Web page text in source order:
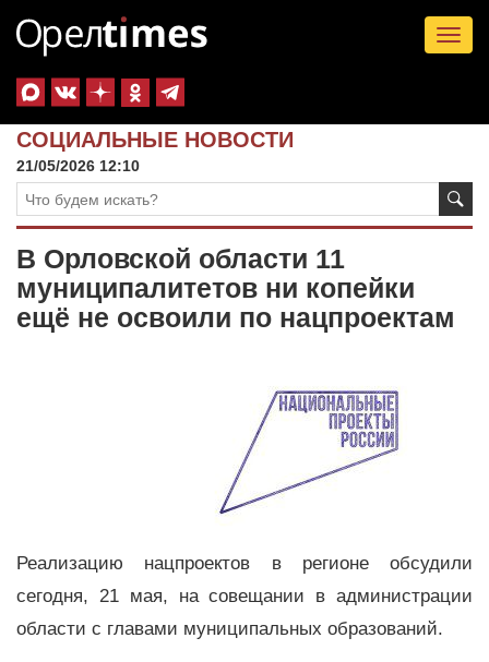
СОЦИАЛЬНЫЕ НОВОСТИ
21/05/2026 12:10
В Орловской области 11
муниципалитетов ни копейки
ещё не освоили по нацпроектам
Реализацию нацпроектов в регионе обсудили
сегодня, 21 мая, на совещании в администрации
области с главами муниципальных образований.